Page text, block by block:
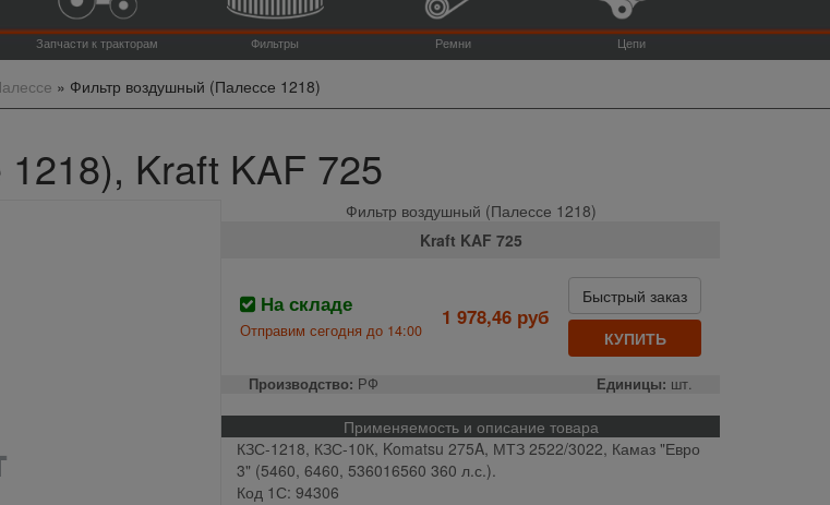
Запчасти к тракторам Фильтры Ремни Цепи
» Фильтр воздушный (Палессе 1218)
Kraft KAF 725
Фильтр воздушный (Палессе 1218)
Kraft KAF 725
На складе
Отправим сегодня до 14:00
1 978,46 руб
Быстрый заказ
КУПИТЬ
Производство: РФ Единицы: шт.
Применяемость и описание товара
КЗС-1218, КЗС-10К, Komatsu 275A, МТЗ 2522/3022, Камаз "Евро
3" (5460, 6460, 536016560 360 л.с.).
Код 1С: 94306